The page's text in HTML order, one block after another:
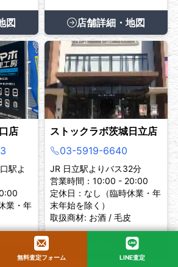
図 店舗詳細・地図
店
駅よ
業・年
ストックラボ茨城日立店
03-5919-6640
JR 日立駅よりバス32分
営業時間：10:00 - 20:00
定休日：なし（臨時休業・年
末年始を除く）
取扱商材: お酒 / 毛皮
店舗詳細・地図
無料査定フォーム LINE査定